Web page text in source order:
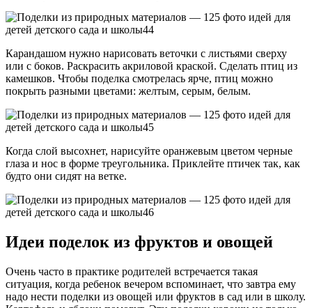
Карандашом нужно нарисовать веточки с листьями сверху
или с боков. Раскрасить акриловой краской. Сделать птиц из
камешков. Чтобы поделка смотрелась ярче, птиц можно
покрыть разными цветами: желтым, серым, белым.
Когда слой высохнет, нарисуйте оранжевым цветом черные
глаза и нос в форме треугольника. Приклейте птичек так, как
будто они сидят на ветке.
Идеи поделок из фруктов и овощей
Очень часто в практике родителей встречается такая
ситуация, когда ребенок вечером вспоминает, что завтра ему
надо нести поделки из овощей или фруктов в сад или в школу.